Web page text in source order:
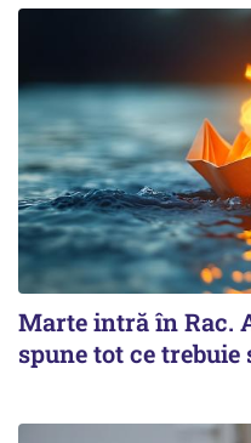
Marte intră în Rac.
spune tot ce trebuie